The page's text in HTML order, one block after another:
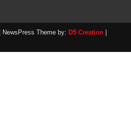
| NewsPress Theme by: D5 Creation